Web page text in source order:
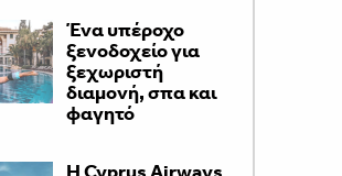
Ένα υπέροχο
ξενοδοχείο για
ξεχωριστή
διαμονή, σπα και
φαγητό